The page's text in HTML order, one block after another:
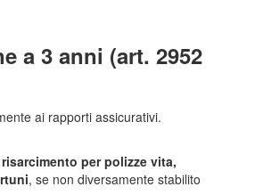
a 3 anni (art. 2952
ai rapporti assicurativi.
per polizze vita,
, se non diversamente stabilito